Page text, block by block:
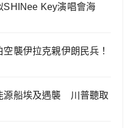
SHINee Key演唱會海
襲伊拉克親伊朗民兵！
源船埃及遇襲 川普聽取